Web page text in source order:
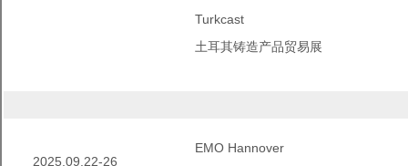
Turkcast
土耳其铸造产品贸易展
2025.09.22-26
EMOHannover